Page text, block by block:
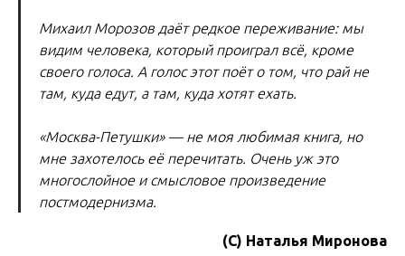
Михаил Морозов даёт редкое переживание: мы
видим человека, который проиграл всё, кроме
своего голоса. А голос этот поёт о том, что рай не
там, куда едут, а там, куда хотят ехать.
«Москва-Петушки» — не моя любимая книга, но
мне захотелось её перечитать. Очень уж это
многослойное и смысловое произведение
постмодернизма.
(С) Наталья Миронова